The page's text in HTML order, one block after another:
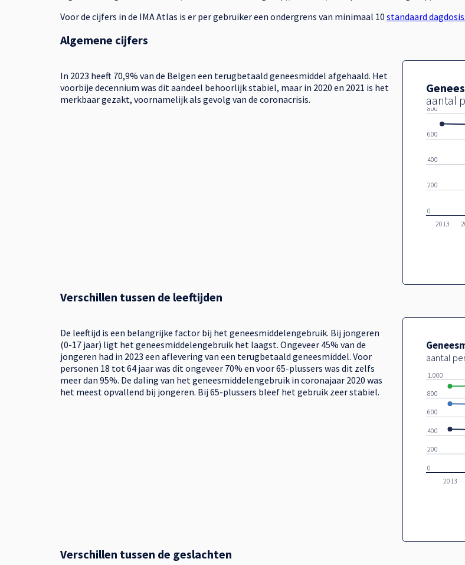
Voor de cijfers in de IMA Atlas is er per gebruiker een ondergrens van minimaal 10 standaard
Algemene cijfers
In 2023 heeft 70,9% van de Belgen een terugbetaald geneesmiddel afgehaald. Het
voorbije decennium was dit aandeel behoorlijk stabiel, maar in 2020 en 2021 is het
merkbaar gezakt, voornamelijk als gevolg van de coronacrisis.
aantal
2013
0
200
400
600
800
Verschillen tussen de leeftijden
De leeftijd is een belangrijke factor bij het geneesmiddelengebruik. Bij jongeren
(0-17 jaar) ligt het geneesmiddelengebruik het laagst. Ongeveer 45% van de
jongeren had in 2023 een aflevering van een terugbetaald geneesmiddel. Voor
personen 18 tot 64 jaar was dit ongeveer 70% en voor 65-plussers was dit zelfs
meer dan 95%. De daling van het geneesmiddelengebruik in coronajaar 2020 was
het meest opvallend bij jongeren. Bij 65-plussers bleef het gebruik zeer stabiel.
aantal
2013
0
200
400
600
800
1.000
Verschillen tussen de geslachten